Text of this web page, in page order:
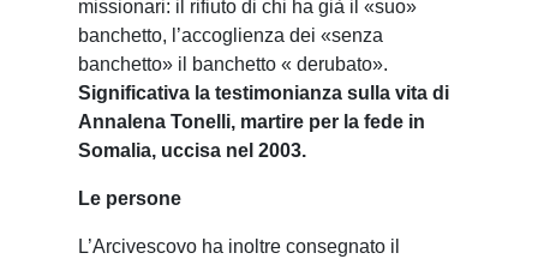
missionari: il rifiuto di chi ha già il «suo»
banchetto, l’accoglienza dei «senza
banchetto» il banchetto « derubato».
Significativa la testimonianza sulla vita di
Annalena Tonelli, martire per la fede in
Somalia, uccisa nel 2003.
Le persone
L’Arcivescovo ha inoltre consegnato il